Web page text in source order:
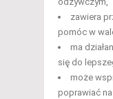
zawiera
pomóc w
ma
się do
może
poprawiać